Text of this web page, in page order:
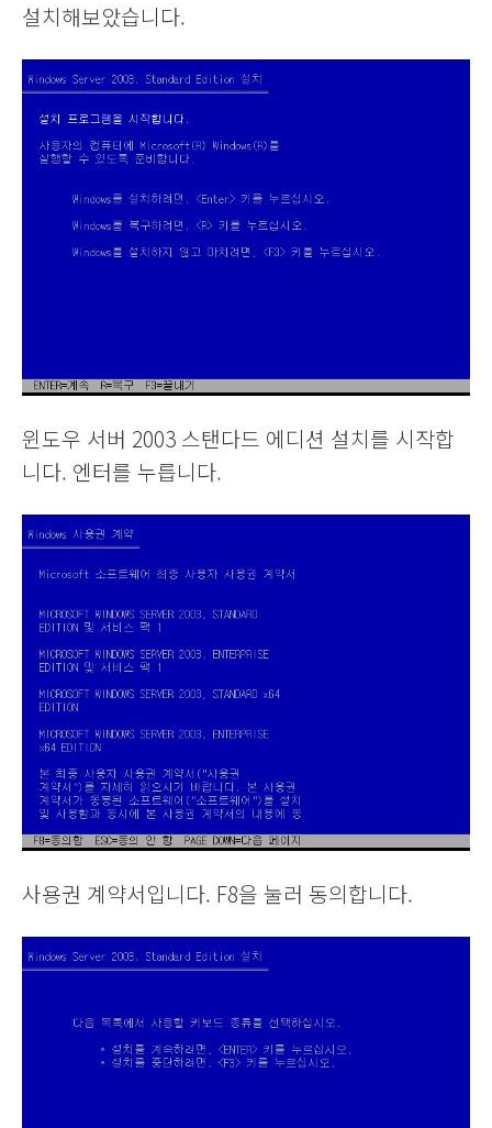
설치해보았습니다.
윈도우 서버 2003 스탠다드 에디션 설치를 시작합
니다. 엔터를 누릅니다.
사용권 계약서입니다. F8을 눌러 동의합니다.